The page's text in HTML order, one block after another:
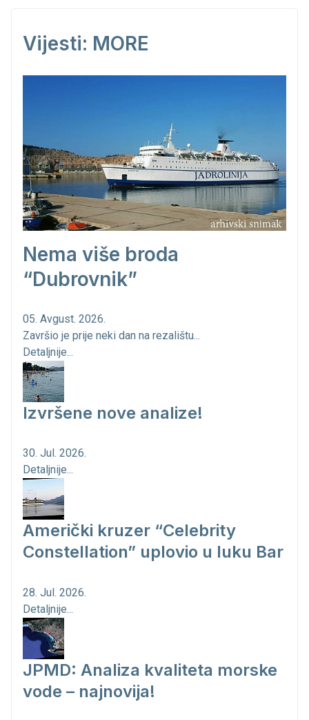
Vijesti: MORE
Nema više broda
“Dubrovnik”
05. Avgust. 2026.
Završio je prije neki dan na rezalištu...
Detaljnije...
Izvršene nove analize!
30. Jul. 2026.
Detaljnije...
Američki kruzer “Celebrity
Constellation” uplovio u luku Bar
28. Jul. 2026.
Detaljnije...
JPMD: Analiza kvaliteta morske
vode – najnovija!